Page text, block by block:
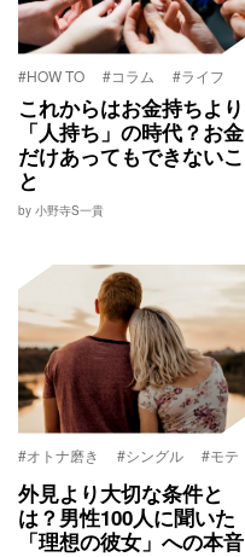
#HOW TO #コラム #ライフ
これからはお金持ちより
「人持ち」の時代？お金
だけあってもできないこ
と
by 小野寺S一貴
#オトナ磨き #シングル #モテ
外見より大切な条件と
は？男性100人に聞いた
「理想の彼女」への本音